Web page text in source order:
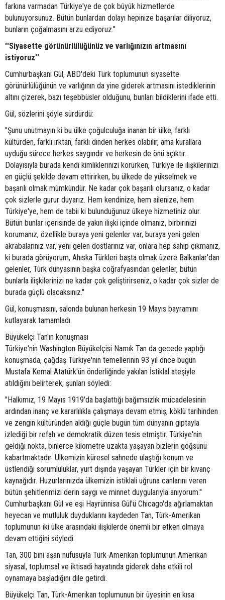
farkına varmadan Türkiye'ye de çok büyük hizmetlerde
bulunuyorsunuz. Bütün bunlardan dolayı hepinize başarılar diliyoruz,
bunların çoğalmasını arzu ediyoruz.''
''Siyasette görünürlülüğünüz ve varlığınızın artmasını
istiyoruz''
Cumhurbaşkanı Gül, ABD'deki Türk toplumunun siyasette
görünürlülüğünün ve varlığının da yine giderek artmasını istediklerinin
altını çizerek, bazı teşebbüsler olduğunu, bunları bildiklerini ifade etti.
Gül, sözlerini şöyle sürdürdü:
''Şunu unutmayın ki bu ülke çoğulculuğa inanan bir ülke, farklı
kültürden, farklı ırktan, farklı dinden herkes olabilir, ama kurallara
uyduğu sürece herkes saygındır ve herkesin de önü açıktır.
Dolayısıyla burada kendi kimliklerinizi korurken, Türkiye ile ilişkilerinizi
en güçlü şekilde devam ettirirken, bu ülkede de yükselmek ve
başarılı olmak mümkündür. Ne kadar çok başarılı olursanız, o kadar
çok sizlerle gurur duyarız. Hem kendinize, hem ailenize, hem
Türkiye'ye, hem de tabii ki bulunduğunuz ülkeye hizmetiniz olur.
Bütün bunlar içerisinde de yakın ilişki içinde olmanız, birbirinizi
korumanız, özellikle buraya yeni gelenler var, buraya yeni gelen
akrabalarınız var, yeni gelen dostlarınız var, onlara hep sahip çıkmanız,
ki burada görüyorum, Ahıska Türkleri başta olmak üzere Balkanlar'dan
gelenler, Türk dünyasının başka coğrafyasından gelenler, bütün
bunlarla ilişkilerinizi ne kadar çok geliştirirseniz, o kadar çok sizler de
burada güçlü olacaksınız.''
Gül, konuşmasını, salonda bulunan herkesin 19 Mayıs bayramını
kutlayarak tamamladı.
Büyükelçi Tan'ın konuşması
Türkiye'nin Washington Büyükelçisi Namık Tan da gecede yaptığı
konuşmada, çağdaş Türkiye'nin temellerinin 93 yıl önce bugün
Mustafa Kemal Atatürk'ün önderliğinde yakılan İstiklal ateşiyle
atıldığını belirterek, şunları söyledi:
''Halkımız, 19 Mayıs 1919'da başlattığı bağımsızlık mücadelesinin
ardından inanç ve kararlılıkla çalışmaya devam etmiş, köklü tarihinden
ve zengin kültüründen aldığı güçle bugün tüm dünyanın gıptayla
izlediği bir refah ve demokratik düzen tesis etmiştir. Türkiye'nin
geldiği nokta, binlerce kilometre uzakta yaşayan bizlerin göğsünü
kabartmaktadır. Ülkemizin küresel sahnede ulaştığı konum ve
üstlendiği sorumluluklar, yurt dışında yaşayan Türkler için bir kıvanç
kaynağıdır. Huzurlarınızda ülkemizin istiklali uğruna canlarını veren
bütün şehitlerimizi derin saygı ve minnet duygularıyla anıyorum.''
Cumhurbaşkanı Gül ve eşi Hayrünnisa Gül'ü Chicago'da ağırlamaktan
heyecan ve mutluluk duyduklarını kaydeden Tan, Türk-Amerikan
toplumunun iki ülke arasındaki ilişkilerde önemli bir etken olmaya
devam ettiğini söyledi.
Tan, 300 bini aşan nüfusuyla Türk-Amerikan toplumunun Amerikan
siyasal, toplumsal ve iktisadi hayatında giderek daha etkili rol
oynamaya başladığını dile getirdi.
Büyükelçi Tan, Türk-Amerikan toplumunun bir üyesinin en kısa